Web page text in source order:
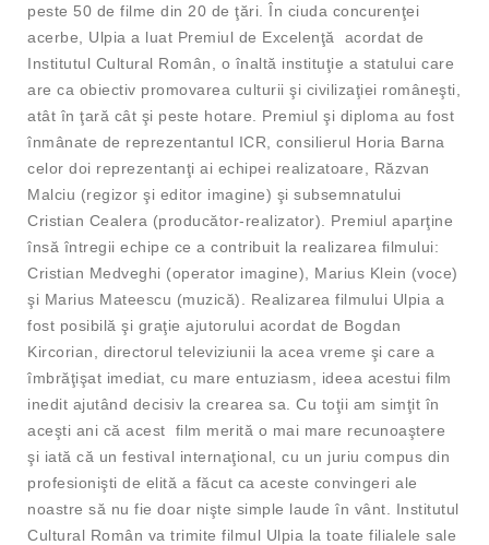
peste 50 de filme din 20 de ţări. În ciuda concurenţei
acerbe, Ulpia a luat Premiul de Excelenţă acordat de
Institutul Cultural Român, o înaltă instituţie a statului care
are ca obiectiv promovarea culturii şi civilizaţiei româneşti,
atât în ţară cât şi peste hotare. Premiul şi diploma au fost
înmânate de reprezentantul ICR, consilierul Horia Barna
celor doi reprezentanţi ai echipei realizatoare, Răzvan
Malciu (regizor şi editor imagine) şi subsemnatului
Cristian Cealera (producător-realizator). Premiul aparţine
însă întregii echipe ce a contribuit la realizarea filmului:
Cristian Medveghi (operator imagine), Marius Klein (voce)
şi Marius Mateescu (muzică). Realizarea filmului Ulpia a
fost posibilă şi graţie ajutorului acordat de Bogdan
Kircorian, directorul televiziunii la acea vreme şi care a
îmbrăţişat imediat, cu mare entuziasm, ideea acestui film
inedit ajutând decisiv la crearea sa. Cu toţii am simţit în
aceşti ani că acest film merită o mai mare recunoaştere
şi iată că un festival internaţional, cu un juriu compus din
profesionişti de elită a făcut ca aceste convingeri ale
noastre să nu fie doar nişte simple laude în vânt. Institutul
Cultural Român va trimite filmul Ulpia la toate filialele sale